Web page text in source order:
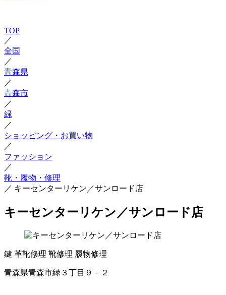
TOP
／
全国
／
青森県
／
青森市
／
緑
／
ショッピング・お買い物
／
ファッション
／
靴・履物・修理
／ キーセンターリケン／サンロード店
キーセンターリケン／サンロード店
鍵 革靴修理 靴修理 履物修理
青森県青森市緑３丁目９－２